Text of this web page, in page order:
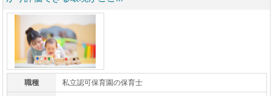
職種 私立認可保育園の保育士